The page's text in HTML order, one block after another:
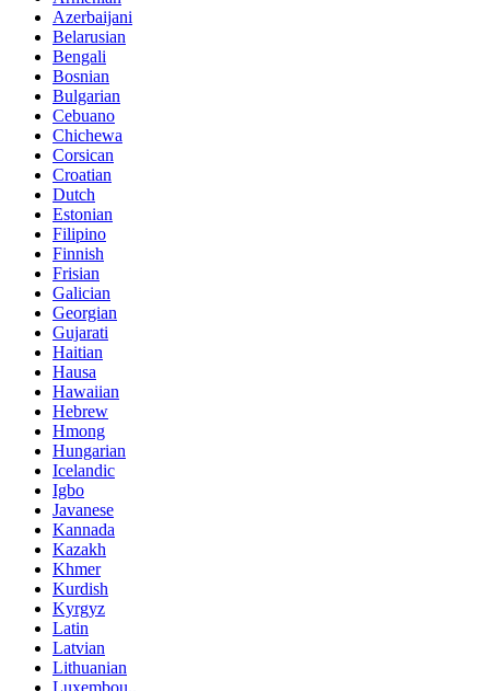
Azerbaijani
Belarusian
Bengali
Bosnian
Bulgarian
Cebuano
Chichewa
Corsican
Croatian
Dutch
Estonian
Filipino
Finnish
Frisian
Galician
Georgian
Gujarati
Haitian
Hausa
Hawaiian
Hebrew
Hmong
Hungarian
Icelandic
Igbo
Javanese
Kannada
Kazakh
Khmer
Kurdish
Kyrgyz
Latin
Latvian
Lithuanian
Luxembou..